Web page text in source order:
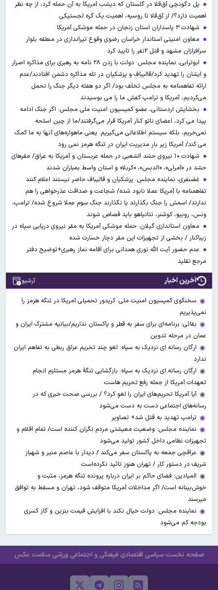
پل دگونچی آق‌قلا در گلستان که دیشب آمریکا به آن حمله کرد، از چه نظر
اهمیت دارد؟/ از آق‌قلا تا روسیه، اهمیت یک گره لجستیکی
شهادت ۳ ‌پاسداران استان زنجان در حمله موشکی آمریکا
معاون امنیتی استاندار خراسان رضوی وقوع تیراندازی در منطقه بلوار
سرافرازان مشهد و قتل ۲نفر را تایید کرد
ابوترابی، نماینده مجلس: دولت با زدن ۲۸ نامه به رهبری برای مذاکره اصرار
و ایشان را تهدید کرد/قالیباف و پزشکیان در تله مذاکره دشمن افتادند/عدم
ارائه تفاهمنامه به مجلس تخلف بود/ اگر دو هفته دیگر جنگ را تحمل
می‌کردیم، آمریکا و ترامپ کفش ما را می بوسیدند
بخشایش اردستانی، عضو کمیسیون امنیت ملی مجلس: اگر جنگ ادامه
پیدا می کرد، اعضای ناتو کنار آمریکا قرار می‌گرفتند/ما از چین اسلحه
نمی‌خریم، بلکه سیستم اطلاعاتی می‌گیریم. یعنی ماهواره‌های آنها به ما کمک
می کند/ آمریکا زیر بار مدیریت ایران در تنگه هرمز نمی رود
شهادت ۱۰ نیروی حشد الشعبی در حمله عربستان و آمریکا به عراق/ مقرهای
حشد در »آمرلی»، «الدبس»، «کربلا« و استان واسط بمباران شدند
غضنفری، نماینده مجلس: پزشکیان و قالیباف حاضر نیستند اعلام کنند
تفاهمنامه با آمریکا عملا نابود شده/ شجاعت و صداقت عذرخواهی را هم
ندارند/ اسمش را جنگ بگذارند یا نگذارند جنگ سوم عملا شروع شده/ ترامپ،
ونس، روبیو، کوشنر، نتانیاهو باید قصاص شوند
معاون استانداری گیلان: حمله موشکی آمریکا به مقر نیروی دریایی سپاه در
زیباکنار / بخشی از تجهیزات این مقر دچار خسارت شده
عدم حضور آیت الله نوری همدانی برای اقامه نماز رهبری+توضیح دفتر
مرجع تقلید
آخرین اخبار آرشیو
سخنگوی کمیسیون امنیت ملی: کریدور تحمیلی آمریکا در تنگه هرمز را
نمی‌پذیریم
بقائی: برنامه‌ای برای سفر به قطر و پاکستان نداریم/بیانیه مشترک ایران و
عمان در مرحله تدوین
ارگان رسانه ای نزدیک به سپاه: لغو چند تحریم عراق ربطی به تفاهم ایران
ندارد
ارگان رسانه ای نزدیک به سپاه: بازگشایی تنگۀ هرمز مستلزم انجام
تعهدات آمریکا از جمله رفع تحریم هاست
آیا آمریکا تحریم‌های ایران را لغو کرد؟ / بررسی صحت خبری که در
رسانه‌های اجتماعی دست به دست می‌شود
ترامپ تهدید به قتل شد+ تصاویر
نماینده مجلس: وضعیت معیشتی مردم نگران کننده است/ تمام اقلام و
تجهیزات نظامی داخل کشور تولید می‌شود
عراقچی جمعه به پاکستان سفر می‌کند / دیدار با عاصم منیر و شهباز
شریف در دستور کار / تهران هنوز تائید نکرده‌است
المیادین: فضای حاکم بر ایران درباره پرونده تنگه هرمز، مثبت و
خوش‌بینانه است/ اگر مداخلات آمریکا متوقف شود، تهران و مسقط به توافق
میرسند
نماینده مجلس: دولت خیال نکند با افزایش قیمت بنزین‌ و گاز کسری
بودجه کم می‌شود
صفحه نخست سیاسی اقتصادی فرهنگی و اجتماعی ورزشی سلامت عکس